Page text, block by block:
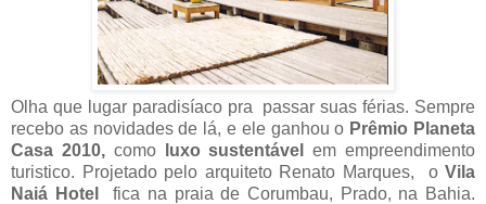
Olha que lugar paradisíaco pra passar suas férias. Sempre
recebo as novidades de lá, e ele ganhou o Prêmio Planeta
Casa 2010,como luxo sustentável
em empreendimento
turistico. Projetado pelo arquiteto Renato Marques, o Vila
Naiá Hotel
fica na praia de Corumbau, Prado, na Bahia.